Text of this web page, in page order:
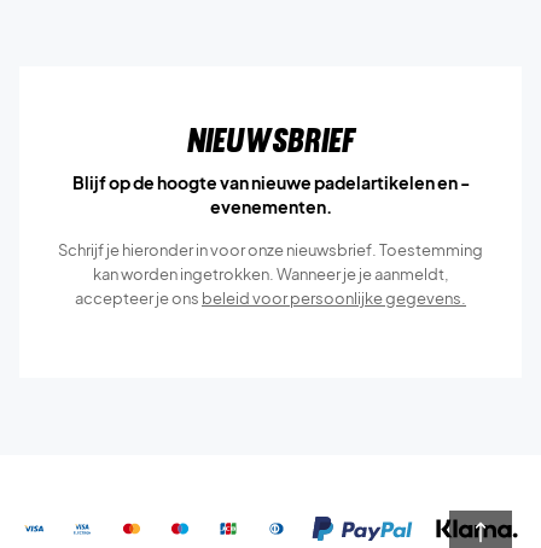
Nieuwsbrief
Blijf op de hoogte van nieuwe padelartikelen en -
evenementen.
Schrijf je hieronder in voor onze nieuwsbrief. Toestemming
kan worden ingetrokken. Wanneer je je aanmeldt,
accepteer je ons beleid voor persoonlijke gegevens.